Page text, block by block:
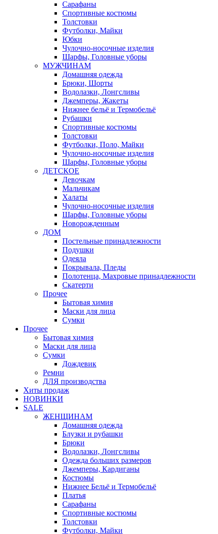
Сарафаны
Спортивные костюмы
Толстовки
Футболки, Майки
Юбки
Чулочно-носочные изделия
Шарфы, Головные уборы
МУЖЧИНАМ
Домашняя одежда
Брюки, Шорты
Водолазки, Лонгсливы
Джемперы, Жакеты
Нижнее бельё и Термобельё
Рубашки
Спортивные костюмы
Толстовки
Футболки, Поло, Майки
Чулочно-носочные изделия
Шарфы, Головные уборы
ДЕТСКОЕ
Девочкам
Мальчикам
Халаты
Чулочно-носочные изделия
Шарфы, Головные уборы
Новорожденным
ДОМ
Постельные принадлежности
Подушки
Одеяла
Покрывала, Пледы
Полотенца, Махровые принадлежности
Скатерти
Прочее
Бытовая химия
Маски для лица
Сумки
Прочее
Бытовая химия
Маски для лица
Сумки
Дождевик
Ремни
ДЛЯ производства
Хиты продаж
НОВИНКИ
SALE
ЖЕНЩИНАМ
Домашняя одежда
Блузки и рубашки
Брюки
Водолазки, Лонгсливы
Одежда больших размеров
Джемперы, Кардиганы
Костюмы
Нижнее Бельё и Термобельё
Платья
Сарафаны
Спортивные костюмы
Толстовки
Футболки, Майки